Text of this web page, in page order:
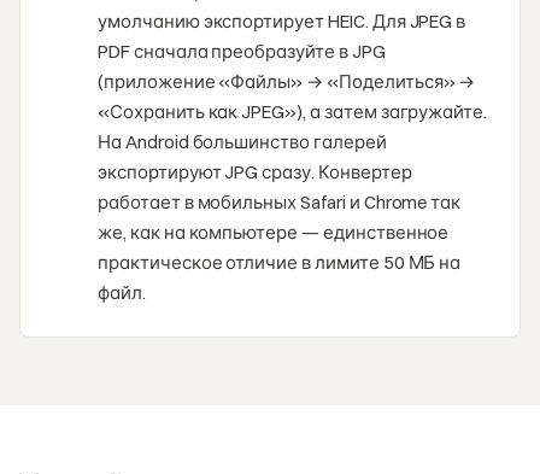
умолчанию экспортирует HEIC. Для JPEG в
PDF сначала преобразуйте в JPG
(приложение «Файлы» → «Поделиться» →
«Сохранить как JPEG»), а затем загружайте.
На Android большинство галерей
экспортируют JPG сразу. Конвертер
работает в мобильных Safari и Chrome так
же, как на компьютере — единственное
практическое отличие в лимите 50 МБ на
файл.